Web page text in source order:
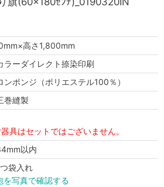
高さ1,800mm
ラーダイレクト捺染印刷
ンポンジ（ポリエステル100％）
巻縫製
具はセットではございません。
以内
袋入れ
写真で確認する